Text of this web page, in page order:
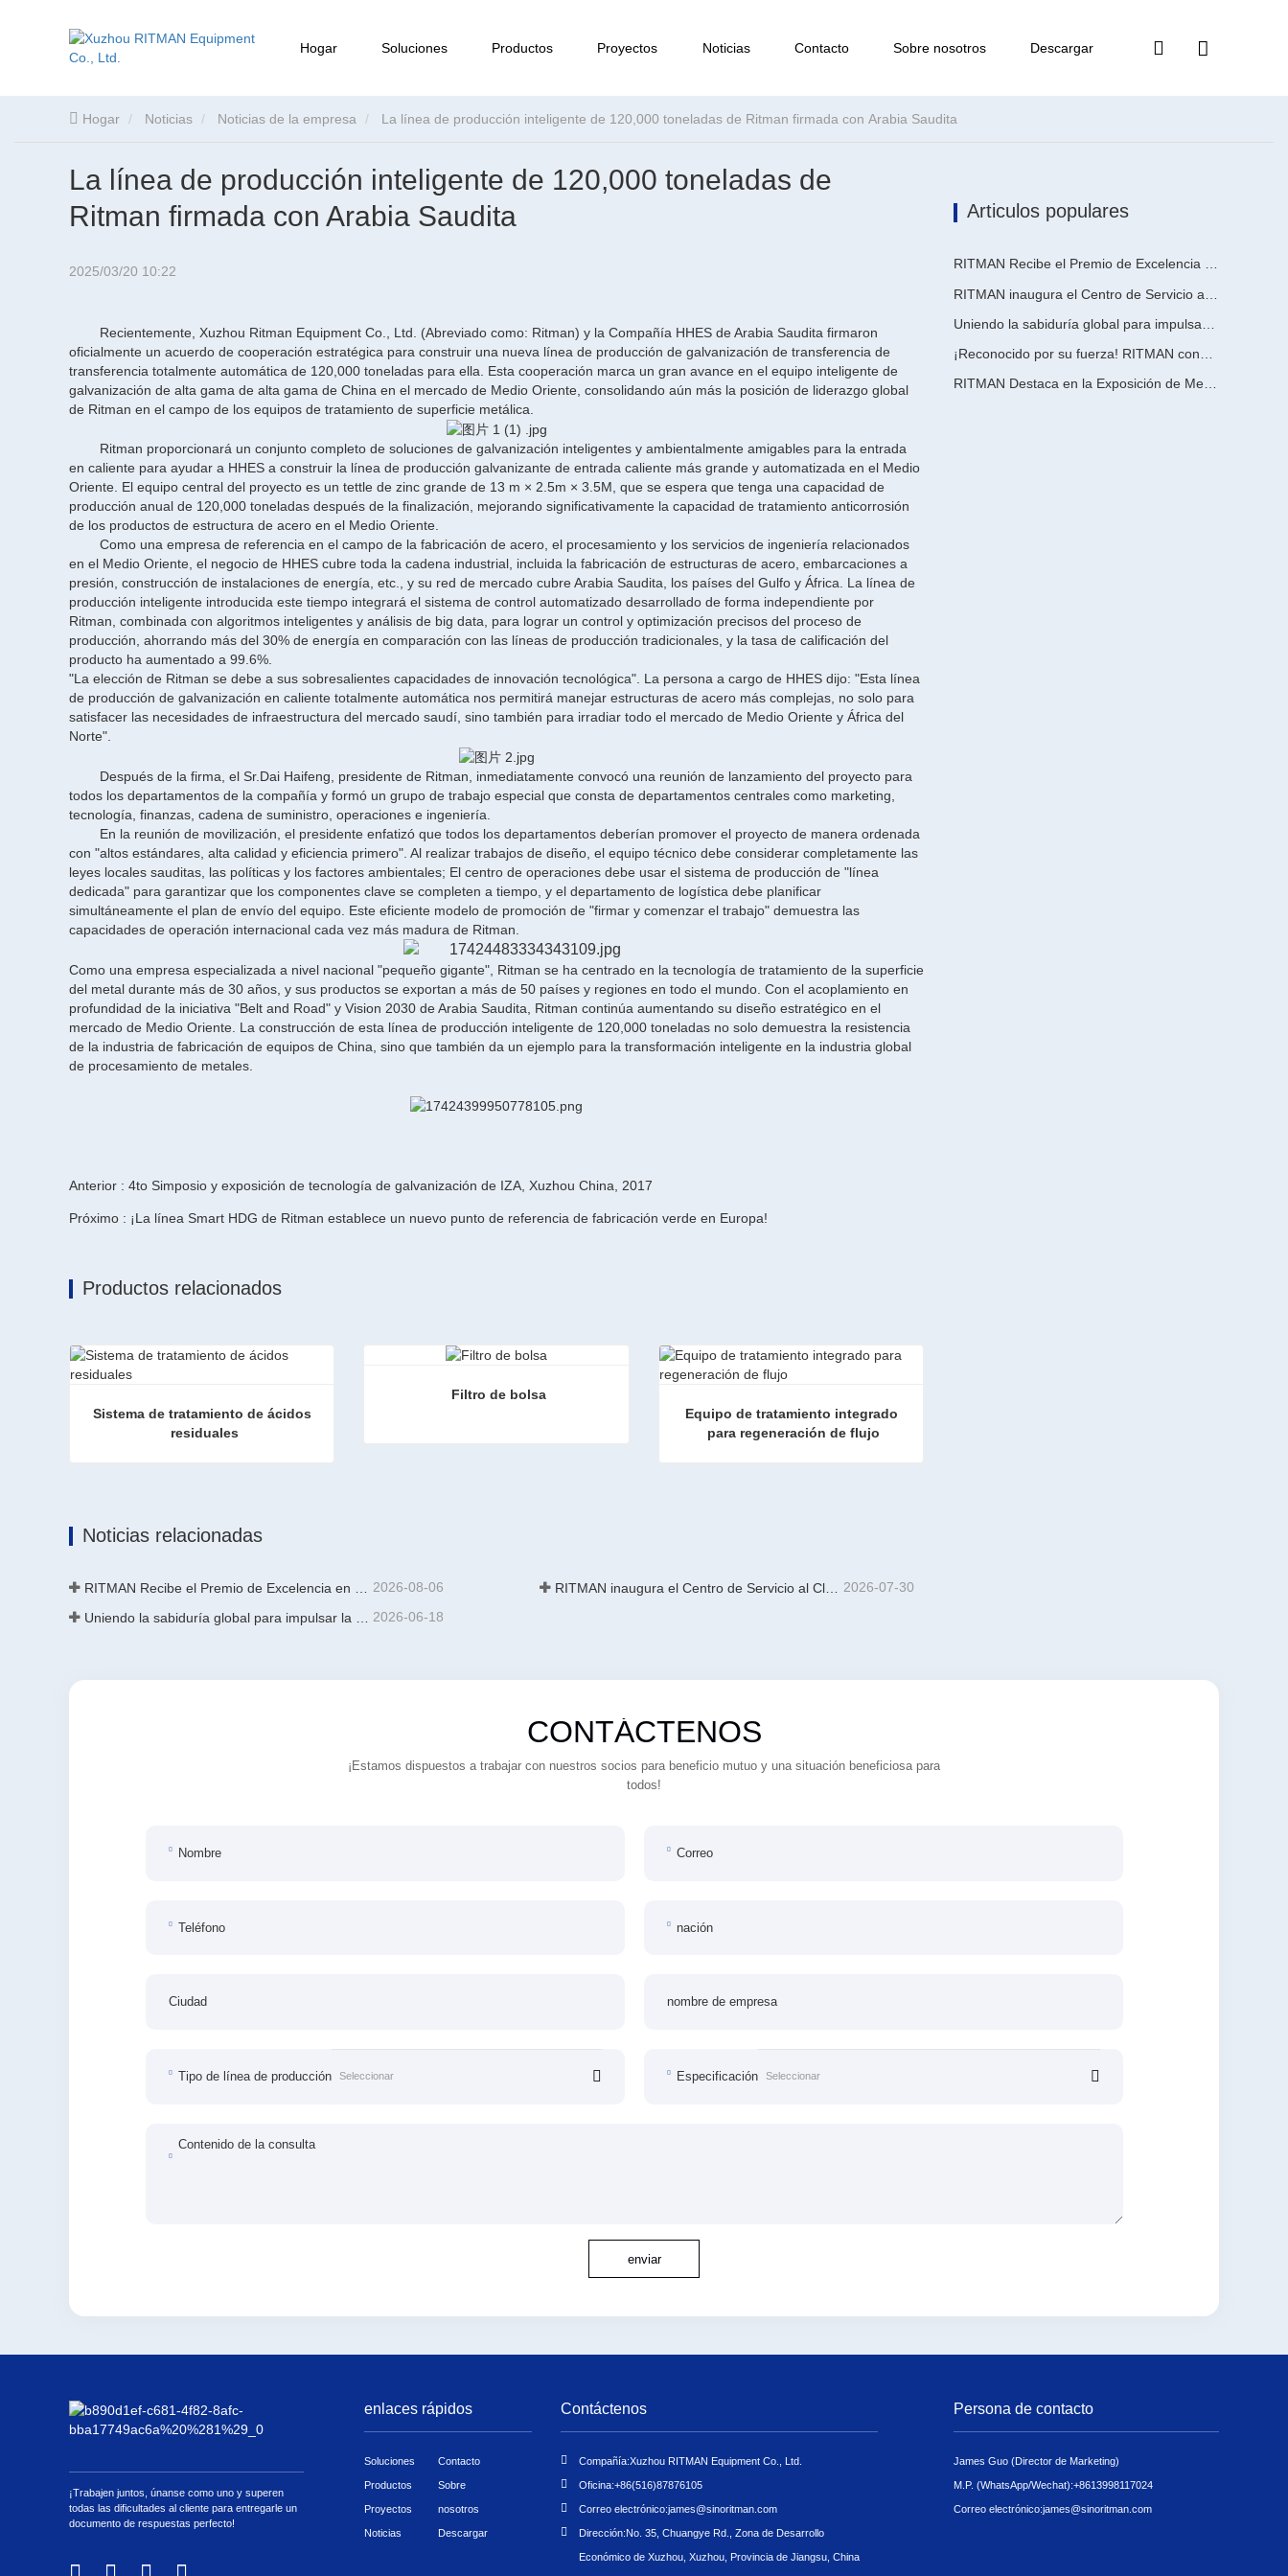
Hogar Soluciones Productos Proyectos Noticias Contacto Sobre nosotros Descargar
Hogar Noticias Noticias de la empresa La línea de producción inteligente de 120,000 toneladas de Ritman firmada con Arabia Saudita
La línea de producción inteligente de 120,000 toneladas de
Ritman firmada con Arabia Saudita
2025/03/20 10:22
Recientemente, Xuzhou Ritman Equipment Co., Ltd. (Abreviado como: Ritman) y la Compañía HHES de Arabia Saudita firmaron
oficialmente un acuerdo de cooperación estratégica para construir una nueva línea de producción de galvanización de transferencia de
transferencia totalmente automática de 120,000 toneladas para ella. Esta cooperación marca un gran avance en el equipo inteligente de
galvanización de alta gama de alta gama de China en el mercado de Medio Oriente, consolidando aún más la posición de liderazgo global
de Ritman en el campo de los equipos de tratamiento de superficie metálica.
Ritman proporcionará un conjunto completo de soluciones de galvanización inteligentes y ambientalmente amigables para la entrada
en caliente para ayudar a HHES a construir la línea de producción galvanizante de entrada caliente más grande y automatizada en el Medio
Oriente. El equipo central del proyecto es un tettle de zinc grande de 13 m × 2.5m × 3.5M, que se espera que tenga una capacidad de
producción anual de 120,000 toneladas después de la finalización, mejorando significativamente la capacidad de tratamiento anticorrosión
de los productos de estructura de acero en el Medio Oriente.
Como una empresa de referencia en el campo de la fabricación de acero, el procesamiento y los servicios de ingeniería relacionados
en el Medio Oriente, el negocio de HHES cubre toda la cadena industrial, incluida la fabricación de estructuras de acero, embarcaciones a
presión, construcción de instalaciones de energía, etc., y su red de mercado cubre Arabia Saudita, los países del Gulfo y África. La línea de
producción inteligente introducida este tiempo integrará el sistema de control automatizado desarrollado de forma independiente por
Ritman, combinada con algoritmos inteligentes y análisis de big data, para lograr un control y optimización precisos del proceso de
producción, ahorrando más del 30% de energía en comparación con las líneas de producción tradicionales, y la tasa de calificación del
producto ha aumentado a 99.6%.
"La elección de Ritman se debe a sus sobresalientes capacidades de innovación tecnológica". La persona a cargo de HHES dijo: "Esta línea
de producción de galvanización en caliente totalmente automática nos permitirá manejar estructuras de acero más complejas, no solo para
satisfacer las necesidades de infraestructura del mercado saudí, sino también para irradiar todo el mercado de Medio Oriente y África del
Norte".
Después de la firma, el Sr.Dai Haifeng, presidente de Ritman, inmediatamente convocó una reunión de lanzamiento del proyecto para
todos los departamentos de la compañía y formó un grupo de trabajo especial que consta de departamentos centrales como marketing,
tecnología, finanzas, cadena de suministro, operaciones e ingeniería.
En la reunión de movilización, el presidente enfatizó que todos los departamentos deberían promover el proyecto de manera ordenada
con "altos estándares, alta calidad y eficiencia primero". Al realizar trabajos de diseño, el equipo técnico debe considerar completamente las
leyes locales sauditas, las políticas y los factores ambientales; El centro de operaciones debe usar el sistema de producción de "línea
dedicada" para garantizar que los componentes clave se completen a tiempo, y el departamento de logística debe planificar
simultáneamente el plan de envío del equipo. Este eficiente modelo de promoción de "firmar y comenzar el trabajo" demuestra las
capacidades de operación internacional cada vez más madura de Ritman.
Como una empresa especializada a nivel nacional "pequeño gigante", Ritman se ha centrado en la tecnología de tratamiento de la superficie
del metal durante más de 30 años, y sus productos se exportan a más de 50 países y regiones en todo el mundo. Con el acoplamiento en
profundidad de la iniciativa "Belt and Road" y Vision 2030 de Arabia Saudita, Ritman continúa aumentando su diseño estratégico en el
mercado de Medio Oriente. La construcción de esta línea de producción inteligente de 120,000 toneladas no solo demuestra la resistencia
de la industria de fabricación de equipos de China, sino que también da un ejemplo para la transformación inteligente en la industria global
de procesamiento de metales.
Anterior : 4to Simposio y exposición de tecnología de galvanización de IZA, Xuzhou China, 2017
Próximo : ¡La línea Smart HDG de Ritman establece un nuevo punto de referencia de fabricación verde en Europa!
Productos relacionados
Sistema de tratamiento de ácidos
residuales
Filtro de bolsa
Equipo de tratamiento integrado
para regeneración de flujo
Noticias relacionadas
2026-08-06 RITMAN inaugura el Centro de Servicio al Cliente Global para elevar el soporte de ciclo de vida completo para clientes en todo el mundo 2026-07-30
Uniendo la sabiduría global para impulsar la actualización industrial | La primera capacitación internacional de tecnología de galvanizado continuo de alta gama de GalvInfo China concluye con éxito 2026-06-18
Articulos populares
RITMAN Recibe el Premio de Excelencia en Patentes de China
RITMAN Destaca en la Exposición de Metales, Metalurgia y Acero de Vietnam 2026
CONTÁCTENOS
¡Estamos dispuestos a trabajar con nuestros socios para beneficio mutuo y una situación beneficiosa para
todos!
Nombre Correo
Teléfono nación
Ciudad nombre de empresa
Tipo de línea de producción Especificación
Contenido de la consulta
enviar
¡Trabajen juntos, únanse como uno y superen
todas las dificultades al cliente para entregarle un
documento de respuestas perfecto!
enlaces rápidos
Soluciones
Productos
Proyectos
Noticias
Contacto
Sobre
nosotros
Descargar
Contáctenos
Compañía:Xuzhou RITMAN Equipment Co., Ltd.
Oficina:+86(516)87876105
Correo electrónico:james@sinoritman.com
Dirección:No. 35, Chuangye Rd., Zona de Desarrollo
Económico de Xuzhou, Xuzhou, Provincia de Jiangsu, China
Persona de contacto
James Guo (Director de Marketing)
M.P. (WhatsApp/Wechat):+8613998117024
Correo electrónico:james@sinoritman.com